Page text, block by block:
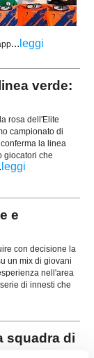
... leggi
verde:
rosa dell'Elite
campionato di
la linea
giocatori che
leggi
e
con decisione la
un mix di giovani
nell'area
di innesti che
squadra di